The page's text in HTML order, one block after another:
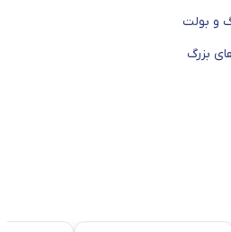
و بولت
بزرگ